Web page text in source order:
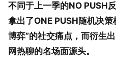
不同于上一季的NO PUSH
拿出了ONE PUSH随机决
博弈”的社交痛点，而衍生
网热聊的名场面源头。